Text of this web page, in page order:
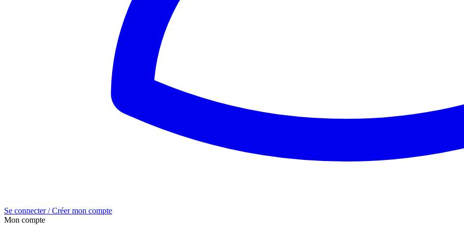
Se connecter / Créer mon compte
Mon compte